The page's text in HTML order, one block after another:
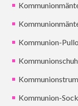
Kommunion-
Kommunion-